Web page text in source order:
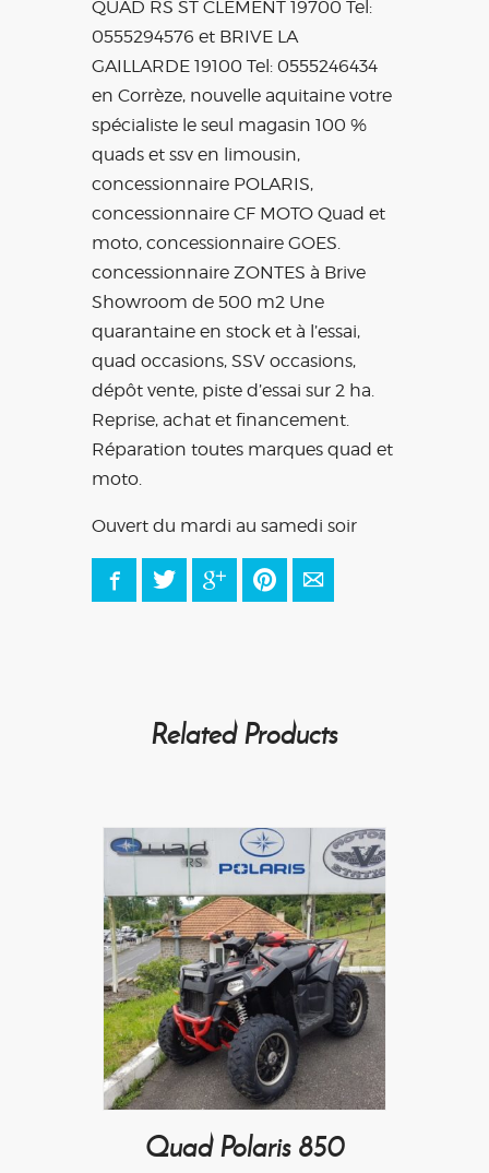
QUAD RS ST CLEMENT 19700 Tel:
0555294576 et BRIVE LA
GAILLARDE 19100 Tel: 0555246434
en Corrèze, nouvelle aquitaine votre
spécialiste le seul magasin 100 %
quads et ssv en limousin,
concessionnaire POLARIS,
concessionnaire CF MOTO Quad et
moto, concessionnaire GOES.
concessionnaire ZONTES à Brive
Showroom de 500 m2 Une
quarantaine en stock et à l’essai,
quad occasions, SSV occasions,
dépôt vente, piste d’essai sur 2 ha.
Reprise, achat et financement.
Réparation toutes marques quad et
moto.
Ouvert du mardi au samedi soir
FacebookTwitter Google+ PinterestE-mail
Related Products
Quad Polaris 850